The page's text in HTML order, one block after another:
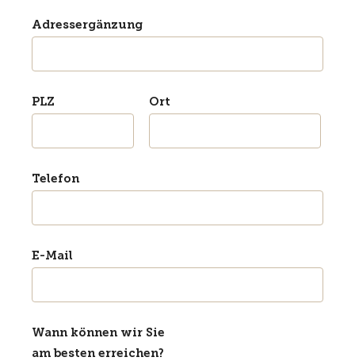
Adressergänzung
PLZ Ort
Telefon
E-Mail
Wann können wir Sie
am besten erreichen?